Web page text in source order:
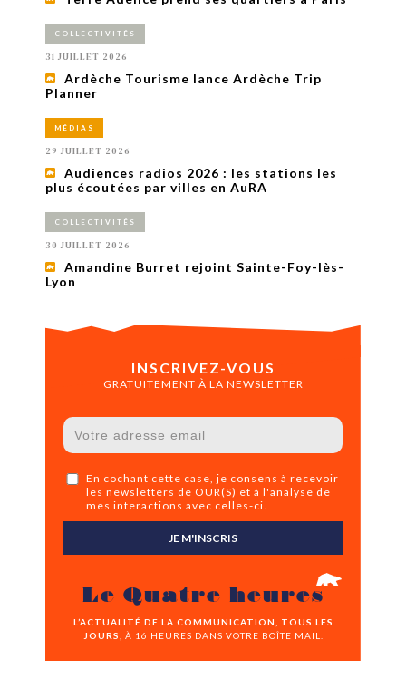
COLLECTIVITÉS
31 JUILLET 2026
Ardèche Tourisme lance Ardèche Trip
Planner
MÉDIAS
29 JUILLET 2026
Audiences radios 2026 : les stations les
plus écoutées par villes en AuRA
COLLECTIVITÉS
30 JUILLET 2026
Amandine Burret rejoint Sainte-Foy-lès-
Lyon
INSCRIVEZ-VOUS
GRATUITEMENT À LA NEWSLETTER
En cochant cette case, je consens à recevoir
les newsletters de OUR(S) et à l'analyse de
mes interactions avec celles-ci.
JE M'INSCRIS
Le Quatre heures
L’ACTUALITÉ DE LA COMMUNICATION, TOUS LES
JOURS,
À 16 HEURES DANS VOTRE BOÎTE MAIL.